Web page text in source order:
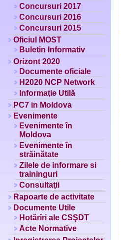
Concursuri 2017
Concursuri 2016
Concursuri 2015
Oficiul MOST
Buletin Informativ
Orizont 2020
Documente oficiale
H2020 NCP Network
Informaţie Utilă
PC7 in Moldova
Evenimente
Evenimente în
Moldova
Evenimente în
străinătate
Zilele de informare si
traininguri
Consultaţii
Rapoarte de activitate
Documente Utile
Hotărîri ale CSŞDT
Acte Normative